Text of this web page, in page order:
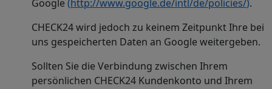
Google (http://www.google.de/intl/de/policies/).
CHECK24 wird jedoch zu keinem Zeitpunkt Ihre bei
uns gespeicherten Daten an Google weitergeben.
Sollten Sie die Verbindung zwischen Ihrem
persönlichen CHECK24 Kundenkonto und Ihrem